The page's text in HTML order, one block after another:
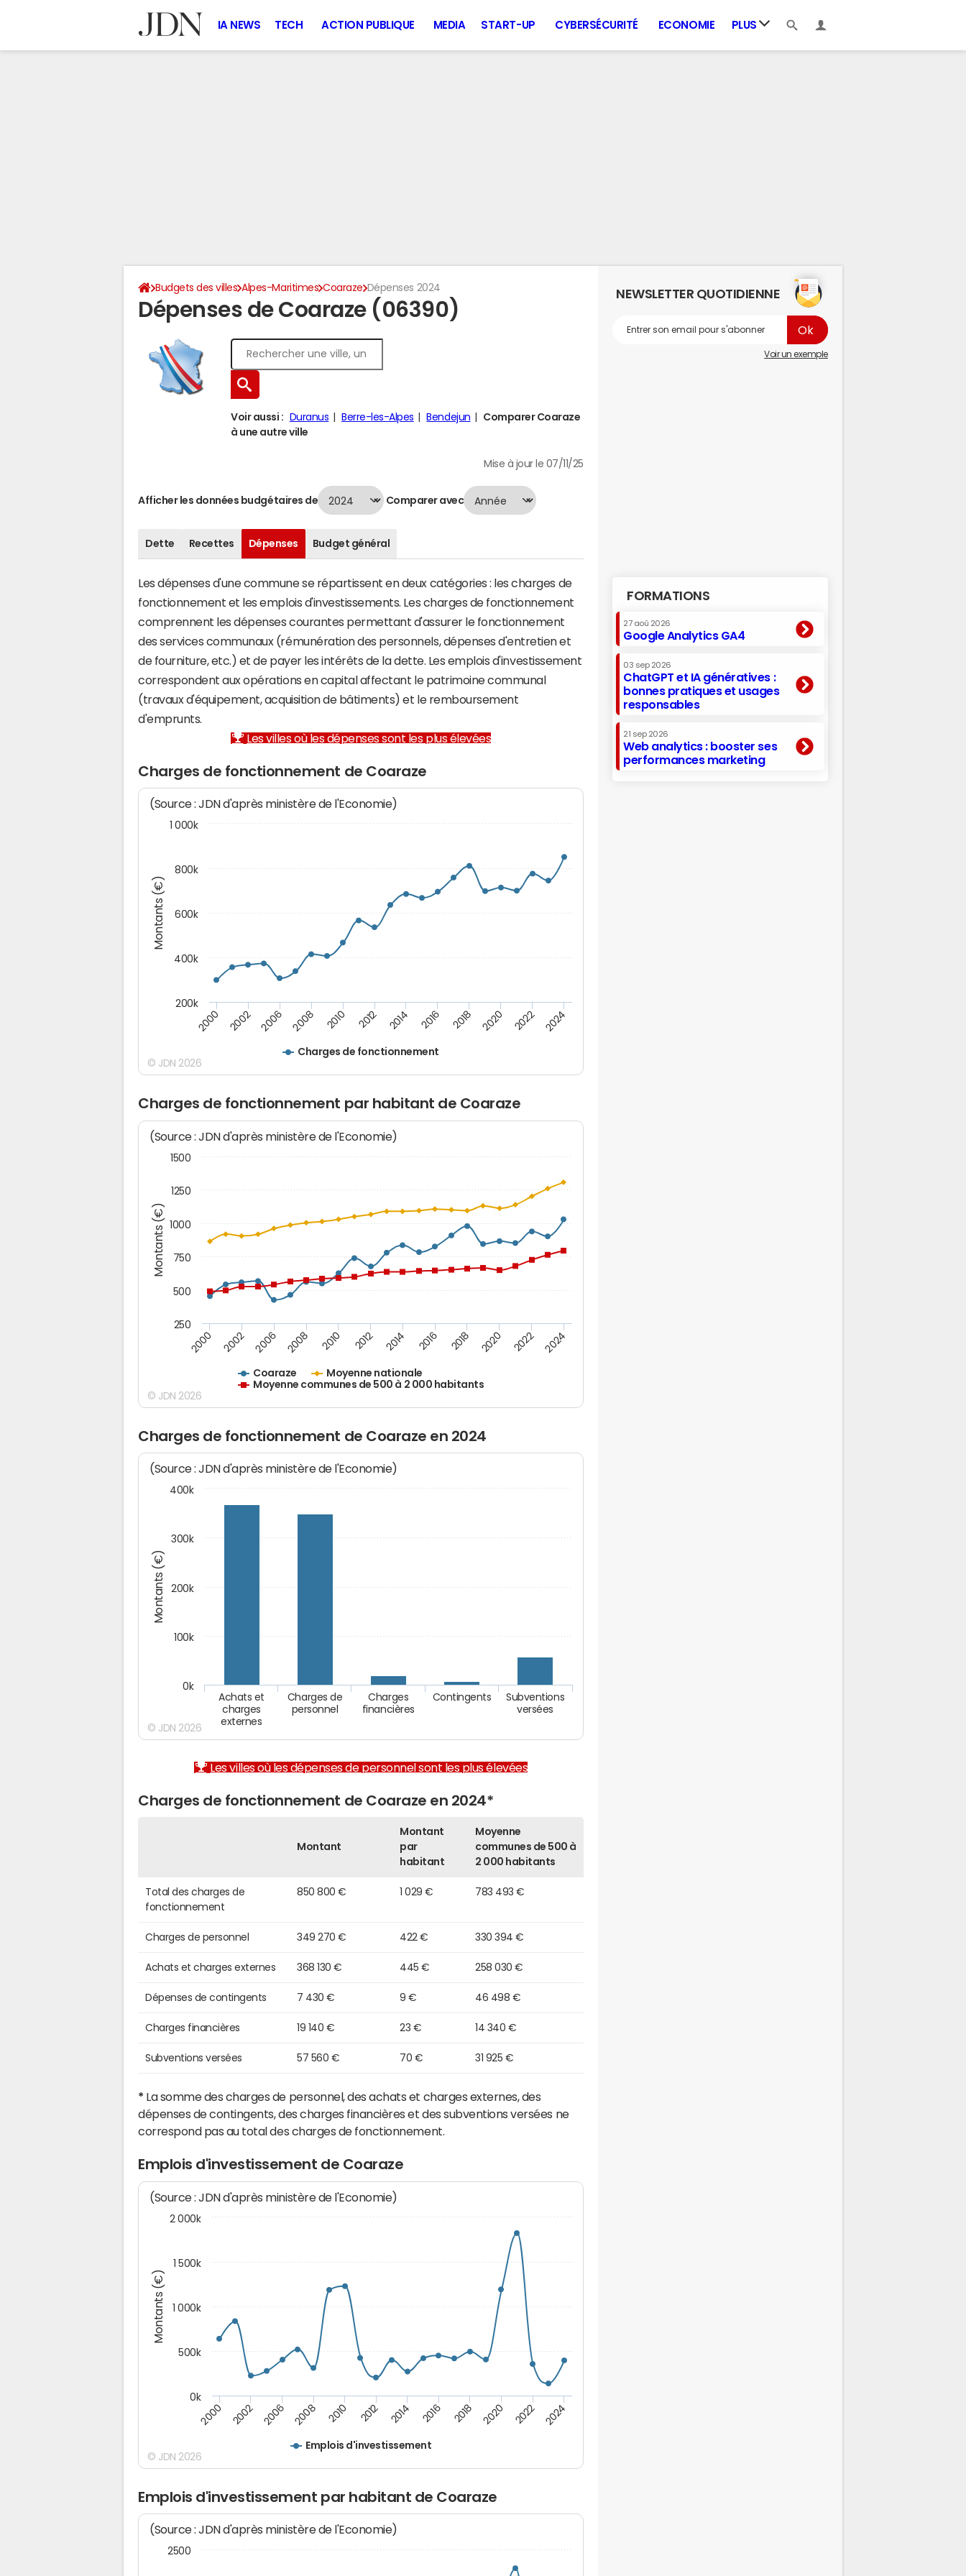
IA NEWS TECH ACTION PUBLIQUE MEDIA START-UP CYBERSÉCURITÉ ECONOMIE PLUS
Budgets des villes Alpes-Maritimes Coaraze Dépenses 2024
Dépenses de Coaraze (06390)
Voir aussi : Duranus Berre-les-Alpes Bendejun
Comparer Coaraze
à une autre ville
Mise à jour le 07/11/25
Afficher les données budgétaires de Comparer avec
Dette Recettes Dépenses Budget général
Les dépenses d'une commune se répartissent en deux catégories : les charges de
fonctionnement et les emplois d'investissements. Les charges de fonctionnement
comprennent les dépenses courantes permettant d'assurer le fonctionnement
des services communaux (rémunération des personnels, dépenses d'entretien et
de fourniture, etc.) et de payer les intérêts de la dette. Les emplois d'investissement
correspondent aux opérations en capital affectant le patrimoine communal
(travaux d'équipement, acquisition de bâtiments) et le remboursement
d'emprunts.
Les villes où les dépenses sont les plus élevées
Charges de fonctionnement de Coaraze
Montants (€)
(Source : JDN d'après ministère de l'Economie)
Charges de fonctionnement
2000 2002 2006 2008 2010 2012 2014 2016 2018 2020 2022 2024
200k
400k
600k
800k
1 000k
© JDN 2026
Charges de fonctionnement par habitant de Coaraze
Montants (€)
(Source : JDN d'après ministère de l'Economie)
Coaraze
Moyenne nationale
Moyenne communes de 500 à 2 000 habitants
2000 2002 2006 2008 2010 2012 2014 2016 2018 2020 2022 2024
250
500
750
1000
1250
1500
© JDN 2026
Charges de fonctionnement de Coaraze en 2024
Montants (€)
(Source : JDN d'après ministère de l'Economie)
Achats et
charges
externes
Charges de
personnel
Charges
financières
Contingents
Subventions
versées
0k
100k
200k
300k
400k
© JDN 2026
Les villes où les dépenses de personnel sont les plus élevées
Charges de fonctionnement de Coaraze en 2024*
Montant
Montant
par
habitant
Moyenne
communes de 500 à
2 000 habitants
Total des charges de
fonctionnement
850 800 € 1 029 € 783 493 €
Charges de personnel 349 270 € 422 € 330 394 €
Achats et charges externes 368 130 € 445 € 258 030 €
Dépenses de contingents 7 430 € 9 € 46 498 €
Charges financières 19 140 € 23 € 14 340 €
Subventions versées 57 560 € 70 € 31 925 €
* La somme des charges de personnel, des achats et charges externes, des
dépenses de contingents, des charges financières et des subventions versées ne
correspond pas au total des charges de fonctionnement.
Emplois d'investissement de Coaraze
Montants (€)
(Source : JDN d'après ministère de l'Economie)
Emplois d'investissement
2000 2002 2006 2008 2010 2012 2014 2016 2018 2020 2022 2024
0k
500k
1 000k
1 500k
2 000k
© JDN 2026
Emplois d'investissement par habitant de Coaraze
(Source : JDN d'après ministère de l'Economie)
2500
NEWSLETTER QUOTIDIENNE
Voir un exemple
FORMATIONS
27 aoû 2026
Google Analytics GA4
03 sep 2026
ChatGPT et IA génératives :
bonnes pratiques et usages
responsables
21 sep 2026
Web analytics : booster ses
performances marketing